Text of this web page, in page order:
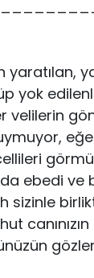
yaratılan,
yok
velilerin
ebedi ve
sizinle
canınızın